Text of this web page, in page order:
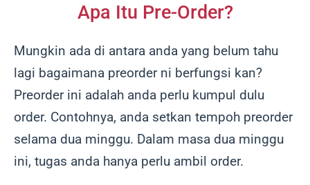
Apa Itu Pre-Order?
Mungkin ada di antara anda yang belum tahu
lagi bagaimana preorder ni berfungsi kan?
Preorder ini adalah anda perlu kumpul dulu
order. Contohnya, anda setkan tempoh preorder
selama dua minggu. Dalam masa dua minggu
ini, tugas anda hanya perlu ambil order.